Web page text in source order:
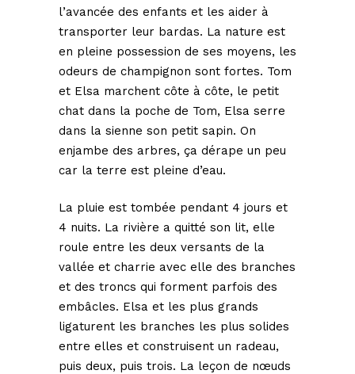
l’avancée des enfants et les aider à
transporter leur bardas. La nature est
en pleine possession de ses moyens, les
odeurs de champignon sont fortes. Tom
et Elsa marchent côte à côte, le petit
chat dans la poche de Tom, Elsa serre
dans la sienne son petit sapin. On
enjambe des arbres, ça dérape un peu
car la terre est pleine d’eau.
La pluie est tombée pendant 4 jours et
4 nuits. La rivière a quitté son lit, elle
roule entre les deux versants de la
vallée et charrie avec elle des branches
et des troncs qui forment parfois des
embâcles. Elsa et les plus grands
ligaturent les branches les plus solides
entre elles et construisent un radeau,
puis deux, puis trois. La leçon de nœuds